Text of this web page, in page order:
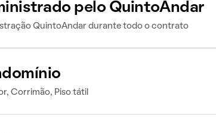
pelo QuintoAndar
QuintoAndar durante todo o contrato
Corrimão, Piso tátil